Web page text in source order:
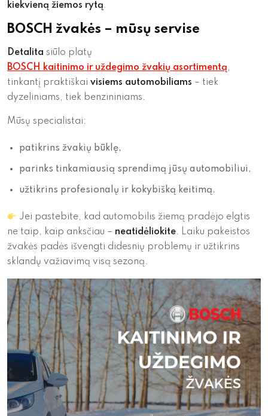
kiekvieną žiemos rytą.
BOSCH žvakės – mūsų servise
Detalita siūlo platų
BOSCH kaitinimo ir uždegimo žvakių asortimentą,
tinkantį praktiškai visiems automobiliams – tiek
dyzeliniams, tiek benzininiams.
Mūsų specialistai:
patikrins žvakių būklę,
parinks tinkamiausią sprendimą jūsų automobiliui,
užtikrins profesionalų ir kokybišką keitimą.
Jei pastebite, kad automobilis žiemą pradėjo elgtis
ne taip, kaip anksčiau – neatidėliokite. Laiku pakeistos
žvakės padės išvengti didesnių problemų ir užtikrins
sklandų važiavimą visą sezoną.